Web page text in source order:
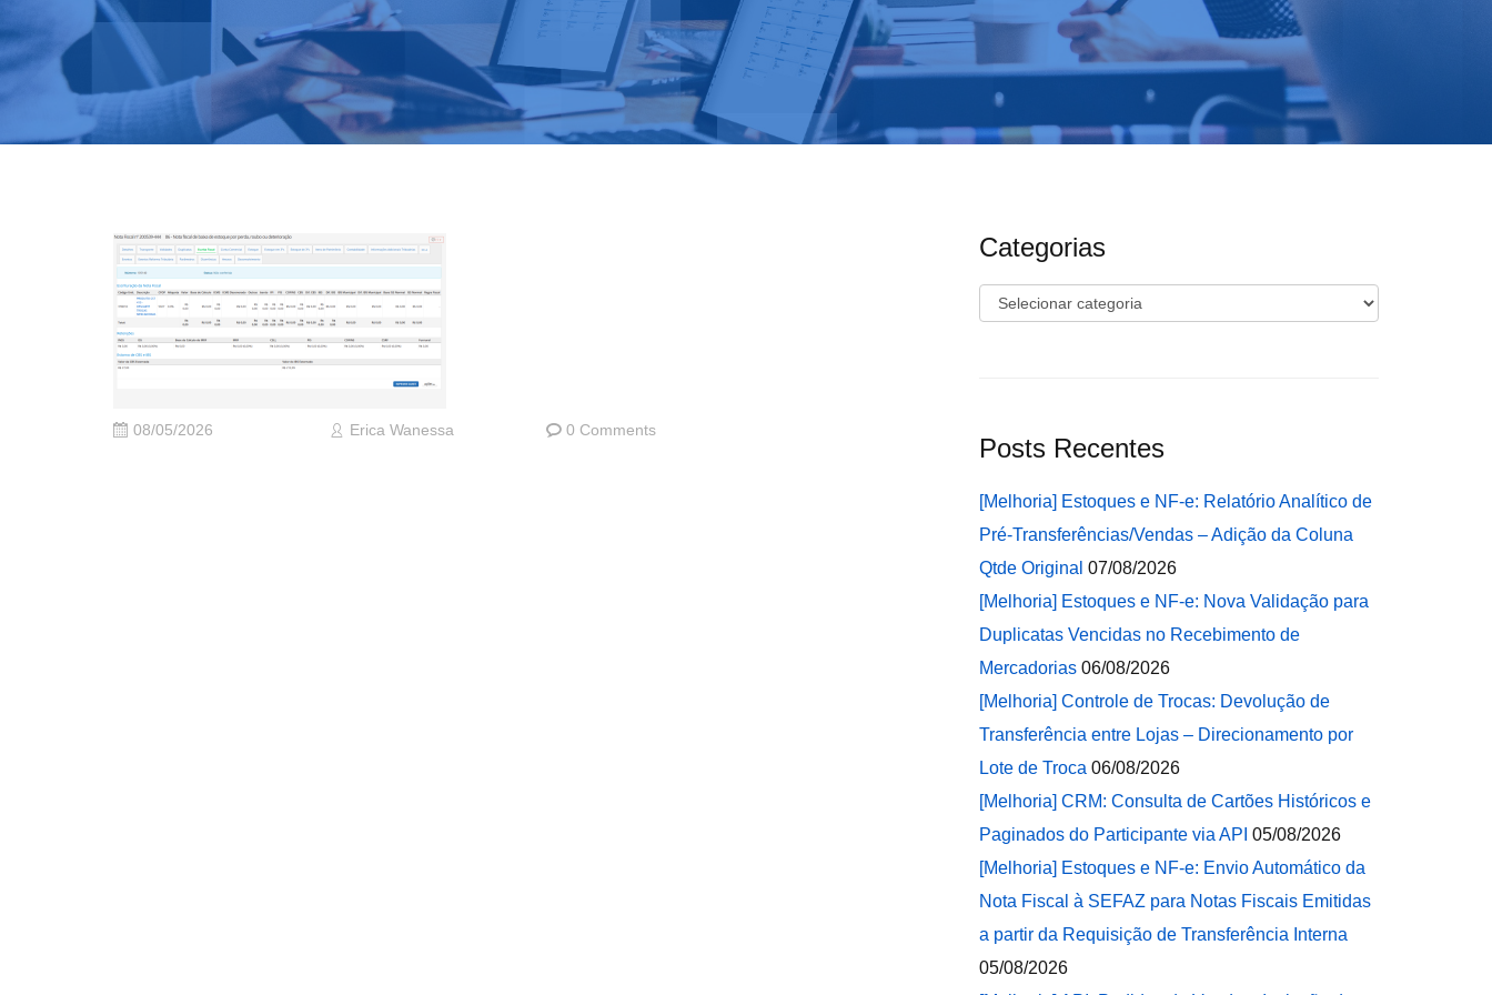
08/05/2026 Erica Wanessa 0 Comments
Categorias
Categorias
Posts Recentes
[Melhoria] Estoques e NF-e: Relatório Analítico de
Pré-Transferências/Vendas – Adição da Coluna
Qtde Original 07/08/2026
[Melhoria] Estoques e NF-e: Nova Validação para
Duplicatas Vencidas no Recebimento de
Mercadorias 06/08/2026
[Melhoria] Controle de Trocas: Devolução de
Transferência entre Lojas – Direcionamento por
Lote de Troca 06/08/2026
[Melhoria] CRM: Consulta de Cartões Históricos e
Paginados do Participante via API 05/08/2026
[Melhoria] Estoques e NF-e: Envio Automático da
Nota Fiscal à SEFAZ para Notas Fiscais Emitidas
a partir da Requisição de Transferência Interna
05/08/2026